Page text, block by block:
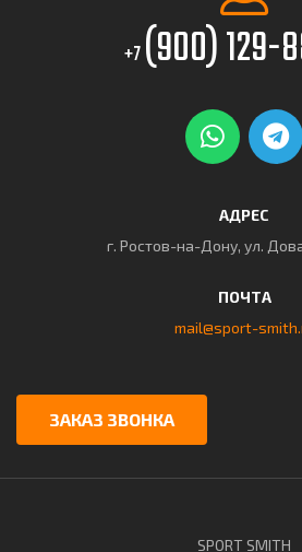
+7(900) 129-
АДРЕС
г. Ростов-на-Дону, ул.
ПОЧТА
mail@sport-
ЗАКАЗ ЗВОНКА
SPORT SMITH